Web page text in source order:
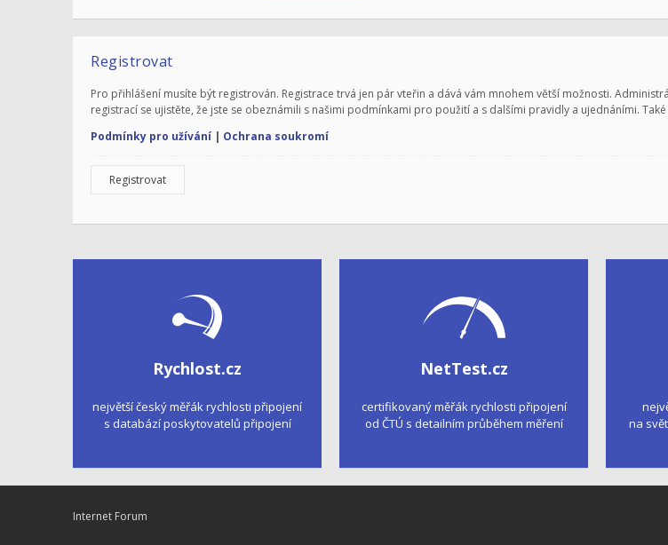
Registrovat
Pro přihlášení musíte být registrován. Registrace trvá jen pár vteřin a dává vám mnohem větší možnosti.
registrací se ujistěte, že jste se obeznámili s našimi podmínkami pro použití a s dalšími pravidly a ujednáními.
Podmínky pro užívání | Ochrana soukromí
Registrovat
Rychlost.cz
největší český měřák rychlosti připojení
s databází poskytovatelů připojení
NetTest.cz
certifikovaný měřák rychlosti připojení
od ČTÚ s detailním průběhem měření
na
Internet Forum